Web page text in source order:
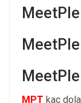
MPT kaç